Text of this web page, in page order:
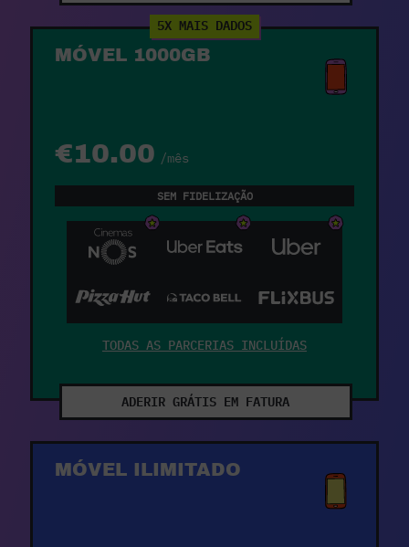
5X MAIS DADOS
MÓVEL 1000GB
€10.00 /mês
SEM FIDELIZAÇÃO
TODAS AS PARCERIAS INCLUÍDAS
ADERIR GRÁTIS EM FATURA
MÓVEL ILIMITADO